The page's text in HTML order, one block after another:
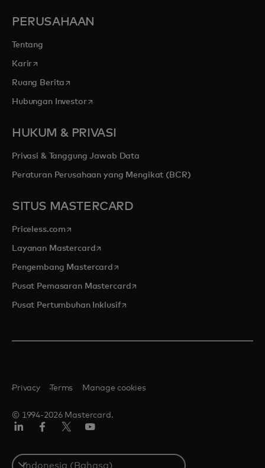
PERUSAHAAN
Tentang
Kariropens in a new tab
Ruang Berita opens in a new tab
Hubungan Investoropens in a new tab
HUKUM & PRIVASI
Privasi & Tanggung Jawab Data
Peraturan Perusahaan yang Mengikat (BCR)
SITUS MASTERCARD
Priceless.com opens in a new tab
Layanan Mastercardopens in a new tab
Pengembang Mastercard opens in a new tab
Pusat Pemasaran Mastercardopens in a new tab
Pusat Pertumbuhan Inklusifopens in a new tab
© 1994-2026 Mastercard.
Privacy Terms Manage cookies
Select